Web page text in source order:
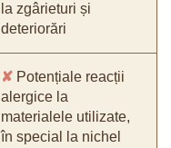
la zgârieturi și
deteriorări
✘ Potențiale reacții
alergice la
materialele utilizate,
în special la nichel